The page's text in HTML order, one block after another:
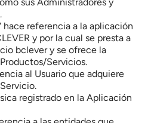
hace referencia a la aplicación
y por la cual se presta a
bclever y se ofrece la
Servicios.
al Usuario que adquiere
registrado en la Aplicación